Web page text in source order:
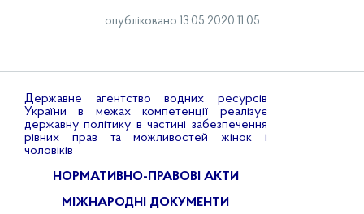
опубліковано 13.05.2020 11:05
Державне агентство водних ресурсів
України в межах компетенції реалізує
державну політику в частині забезпечення
рівних прав та можливостей жінок і
чоловіків
НОРМАТИВНО-ПРАВОВІ АКТИ
МІЖНАРОДНІ ДОКУМЕНТИ